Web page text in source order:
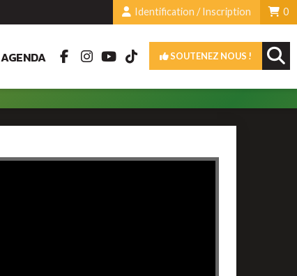
0
Identification / Inscription
AGENDA SOUTENEZ NOUS !